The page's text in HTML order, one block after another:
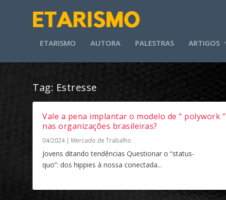
ETARISMO AUTORA PALESTRAS ARTIGOS
Tag: Estresse
Vale a pena implantar o modelo de “ polywork ”
nas organizações brasileiras?
04/2024| Mercado de Trabalho
Jovens ditando tendências Questionar o “status-
quo”: dos hippies à nossa conectada...